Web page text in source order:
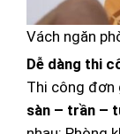
Vách ngăn
Dễ dàng thi
Thi công đơn
sàn – trần –